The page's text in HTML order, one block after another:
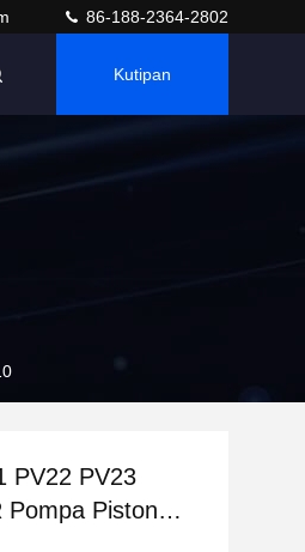
86-188-2364-2802
Kutipan
PV22 PV23
Pompa Piston